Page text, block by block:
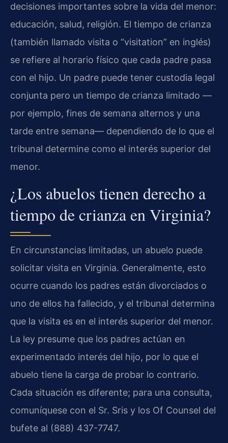
decisiones importantes sobre la vida del menor:
educación, salud, religión. El tiempo de crianza
(también llamado visita o “visitation” en inglés)
se refiere al horario físico que cada padre pasa
con el hijo. Un padre puede tener custodia legal
conjunta pero un tiempo de crianza limitado —
por ejemplo, fines de semana alternos y una
tarde entre semana— dependiendo de lo que el
tribunal determine como el interés superior del
menor.
¿Los abuelos tienen derecho a
tiempo de crianza en Virginia?
En circunstancias limitadas, un abuelo puede
solicitar visita en Virginia. Generalmente, esto
ocurre cuando los padres están divorciados o
uno de ellos ha fallecido, y el tribunal determina
que la visita es en el interés superior del menor.
La ley presume que los padres actúan en
experimentado interés del hijo, por lo que el
abuelo tiene la carga de probar lo contrario.
Cada situación es diferente; para una consulta,
comuníquese con el Sr. Sris y los Of Counsel del
bufete al (888) 437-7747.